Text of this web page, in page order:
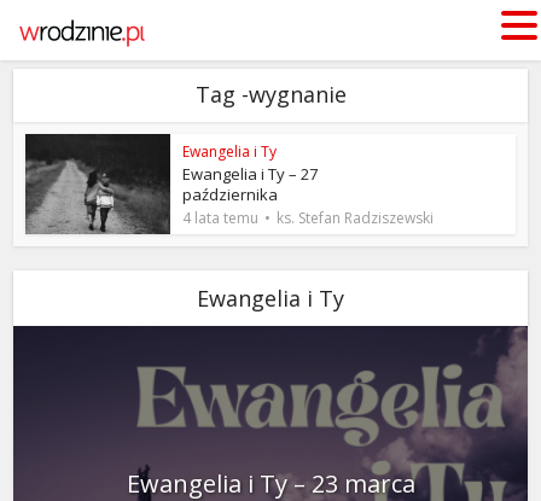
Tag -wygnanie
Ewangelia i Ty
Ewangelia i Ty – 27
października
4 lata temu ks. Stefan Radziszewski
Ewangelia i Ty
Ewangelia i Ty – 23 marca